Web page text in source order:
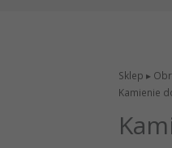
Sklep ▸
Kamienie